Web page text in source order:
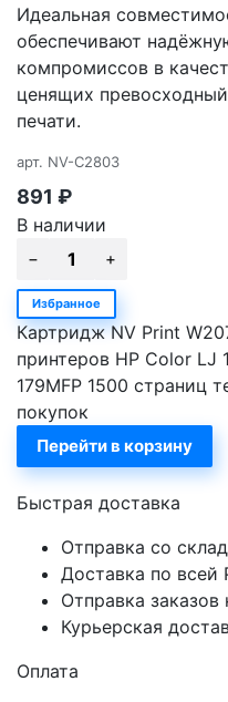
Идеальная
обеспечивают
компромиссов в
ценящих
печати.
арт. NV-C2803
891 ₽
В наличии
Избранное
Картридж NV Print
принтеров HP Color LJ
179MFP 1500 страниц
покупок
Перейти в корзину
Быстрая доставка
Отправка со
Доставка по всей
Отправка
Курьерская
Оплата